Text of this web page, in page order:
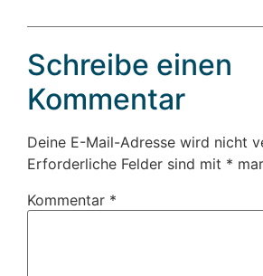
Schreibe einen
Kommentar
Deine E-Mail-Adresse wird nicht
Erforderliche Felder sind mit *
Kommentar *